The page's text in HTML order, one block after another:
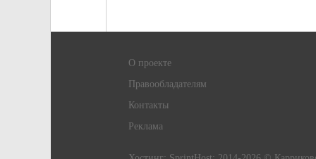
О проекте
Правообладателям
Контакты
Реклама